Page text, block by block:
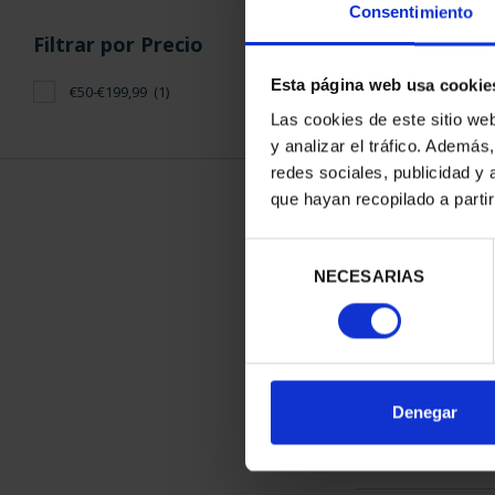
Consentimiento
Esta página web usa
Las cookies de este sitio
y analizar el tráfico.
redes sociales, publicidad y
que hayan recopilado a
consentimiento
NECESARIAS
Denegar
Filtrar por Precio
€50-€199,99 (1)
CAPITALES
ORDENAR POR: